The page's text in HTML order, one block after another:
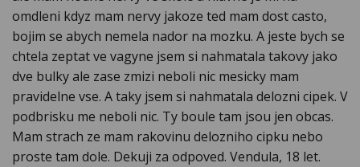
omdleni kdyz mam nervy jakoze ted mam dost casto,
bojim se abych nemela nador na mozku. A jeste bych se
chtela zeptat ve vagyne jsem si nahmatala takovy jako
dve bulky ale zase zmizi neboli nic mesicky mam
pravidelne vse. A taky jsem si nahmatala delozni cipek. V
podbrisku me neboli nic. Ty boule tam jsou jen obcas.
Mam strach ze mam rakovinu delozniho cipku nebo
proste tam dole. Dekuji za odpoved. Vendula, 18 let.